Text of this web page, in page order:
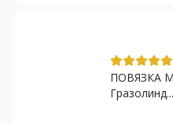
ПОВЯЗКА
Гразолинд...